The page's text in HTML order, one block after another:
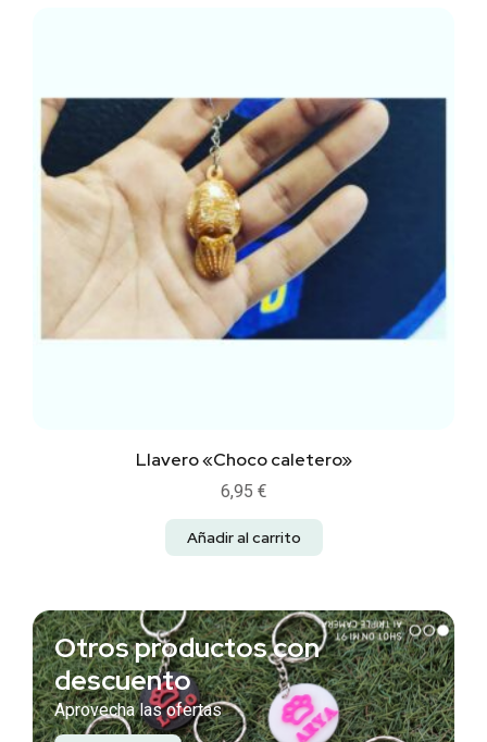
Llavero «Choco caletero»
6,95 €
Añadir al carrito
Otros productos con
descuento
Aprovecha las ofertas